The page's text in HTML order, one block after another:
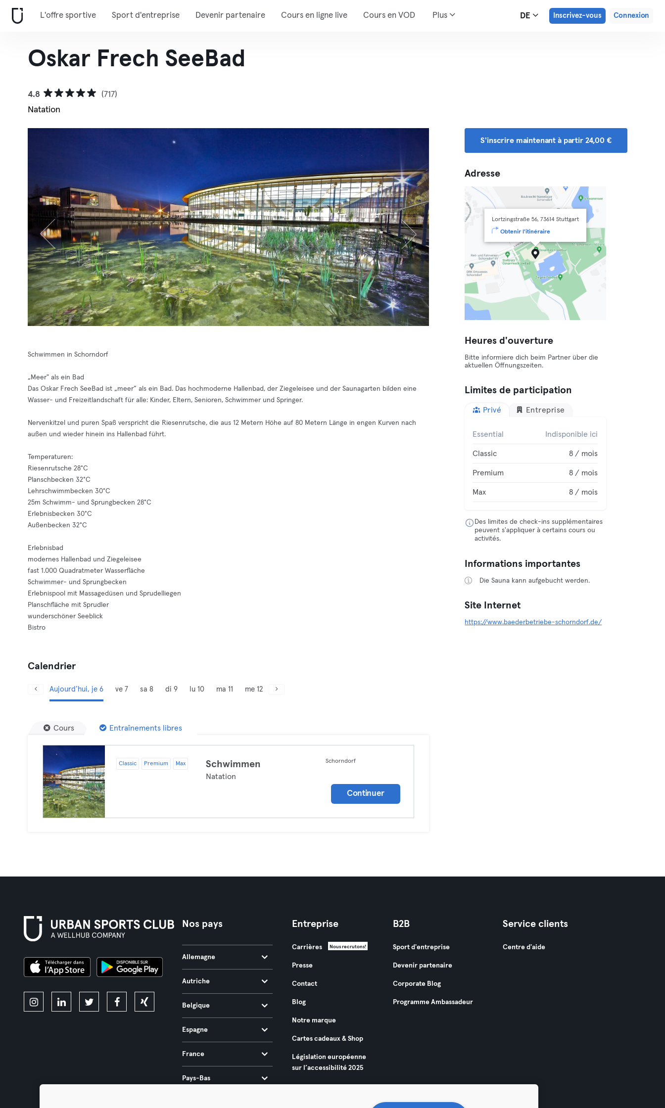
L'offre sportive Sport d'entreprise Devenir partenaire Cours en ligne live Cours en VOD Plus DE Inscrivez-vous Connexion
Oskar Frech SeeBad
4.8
(717)
Natation
Schwimmen in Schorndorf
„Meer" als ein Bad
Das Oskar Frech SeeBad ist „meer” als ein Bad. Das hochmoderne Hallenbad, der Ziegeleisee und der Saunagarten bilden eine
Wasser- und Freizeitlandschaft für alle: Kinder, Eltern, Senioren, Schwimmer und Springer.
Nervenkitzel und puren Spaß verspricht die Riesenrutsche, die aus 12 Metern Höhe auf 80 Metern Länge in engen Kurven nach
außen und wieder hinein ins Hallenbad führt.
Temperaturen:
Riesenrutsche 28°C
Planschbecken 32°C
Lehrschwimmbecken 30°C
25m Schwimm- und Sprungbecken 28°C
Erlebnisbecken 30°C
Außenbecken 32°C
Erlebnisbad
modernes Hallenbad und Ziegeleisee
fast 1.000 Quadratmeter Wasserfläche
Schwimmer- und Sprungbecken
Erlebnispool mit Massagedüsen und Sprudelliegen
Planschfläche mit Sprudler
wunderschöner Seeblick
Bistro
Calendrier
Aujourd’hui, je 6 ve 7 sa 8 di 9 lu 10 ma 11 me 12
Cours Entraînements libres
Classic Premium Max Schwimmen
Natation
Schorndorf
Continuer
S'inscrire maintenant à partir 24,00 €
Adresse
Lortzingstraße 56, 73614 Stuttgart
Obtenir l'itinéraire
Heures d'ouverture
Bitte informiere dich beim Partner über die
aktuellen Öffnungszeiten.
Limites de participation
Privé Entreprise
Essential Indisponible ici
Classic 8 / mois
Premium 8 / mois
Max 8 / mois
Des limites de check-ins supplémentaires
peuvent s'appliquer à certains cours ou
activités.
Informations importantes
Die Sauna kann aufgebucht werden.
Site Internet
https://www.baederbetriebe-schorndorf.de/
Nos pays
Allemagne
Autriche
Belgique
Espagne
France
Pays-Bas
Entreprise
Carrières Nous recrutons!
Presse
Contact
Blog
Notre marque
Cartes cadeaux & Shop
Législation européenne
sur l’accessibilité 2025
B2B
Sport d'entreprise
Devenir partenaire
Corporate Blog
Programme Ambassadeur
Service clients
Centre d'aide